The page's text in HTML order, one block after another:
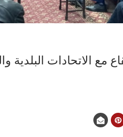
مع الاتحادات البلدية